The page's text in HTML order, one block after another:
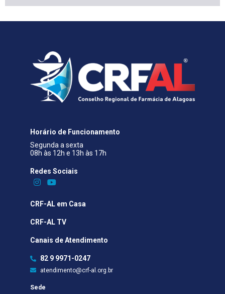
Horário de Funcionamento
Segunda a sexta
08h às 12h e 13h às 17h
Redes Sociais​
CRF-AL em Casa
CRF-AL TV
Canais de Atendimento
82 9 9971-0247
atendimento@crf-al.org.br
Sede